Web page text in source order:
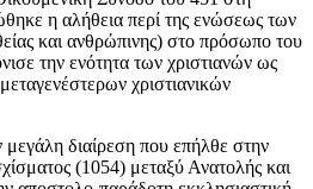
η αλήθεια περί της ενώσεως των
και ανθρώπινης) στο πρόσωπο του
την ενότητα των χριστιανών ως
χριστιανικών
διαίρεση που επήλθε στην
(1054) μεταξύ Ανατολής και